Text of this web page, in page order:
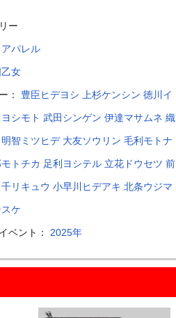
ー
アパレル
女
： 豊臣ヒデヨシ 上杉ケンシン 徳川イ
シモト 武田シンゲン 伊達マサムネ 織
明智ミツヒデ 大友ソウリン 毛利モトナ
トチカ 足利ヨシテル 立花ドウセツ 前
千リキュウ 小早川ヒデアキ 北条ウジマ
ケ
ベント： 2025年